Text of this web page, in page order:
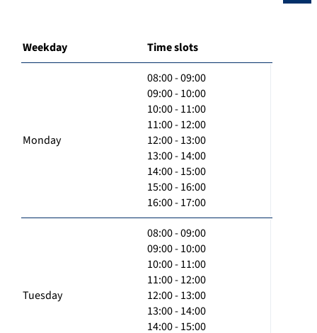
Weekday Time slots
Monday
08:00 - 09:00
09:00 - 10:00
10:00 - 11:00
11:00 - 12:00
12:00 - 13:00
13:00 - 14:00
14:00 - 15:00
15:00 - 16:00
16:00 - 17:00
Tuesday
08:00 - 09:00
09:00 - 10:00
10:00 - 11:00
11:00 - 12:00
12:00 - 13:00
13:00 - 14:00
14:00 - 15:00